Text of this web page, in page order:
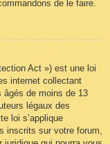
de le faire.
Act ») est une loi
internet collectant
âgés de moins de 13
légaux des
loi s’applique
inscrits sur votre forum,